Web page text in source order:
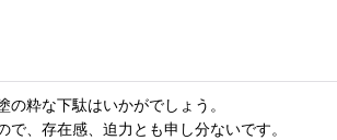
の粋な下駄はいかがでしょう。
で、存在感、迫力とも申し分ないです。